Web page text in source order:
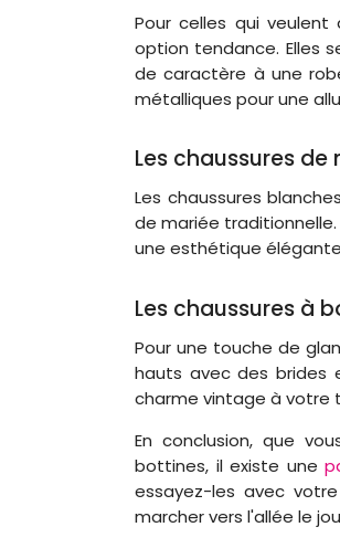
Pour celles qui
option tendance. Elles
de caractère à une
métalliques pour une
Les chaussures
Les chaussures
de mariée
une esthétique
Les chaussures à
Pour une touche de
hauts avec des brides
charme vintage à votre
En conclusion, que
bottines, il existe une
essayez-les avec
marcher vers l'allée le